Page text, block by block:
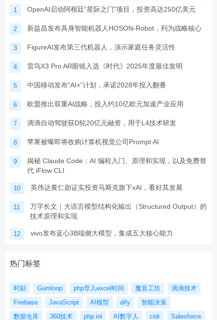
1 OpenAI启动阿根廷“星际之门”项目，投资高达250亿美元
2 新益昌发布具身智能机器人HOSON-Robot，列为战略核心
3 FigureAI发布第三代机器人，演示家庭任务灵活性
4 雷鸟X3 Pro AR眼镜入选《时代》2025年度最佳发明
5 中国移动发布“AI+”计划，承诺2028年投入翻番
6 欧盟推出双重AI战略，投入约10亿欧元加速产业应用
7 滴滴自动驾驶获D轮20亿元融资，用于L4技术研发
8 苹果被曝即将收购计算机视觉公司Prompt AI
9
揭秘 Claude Code：AI 编程入门、原理和实现，以及免费替
代 iFlow CLI
10 英伟达黄仁勋证实投资马斯克旗下xAI，看好其发展
11
万字长文｜大语言模型结构化输出（Structured Output）的
技术原理和实现
12 vivo发布蓝心3B端侧大模型，集成五大核心能力
热门标签
时刻 Gumloop php导入excel时间 魔音工坊
滴滴技术
Firebase
JavaScript AI模型 dify
智能决策
数据仓库
360技术 php.ini AI数字人 cidr Salesforce